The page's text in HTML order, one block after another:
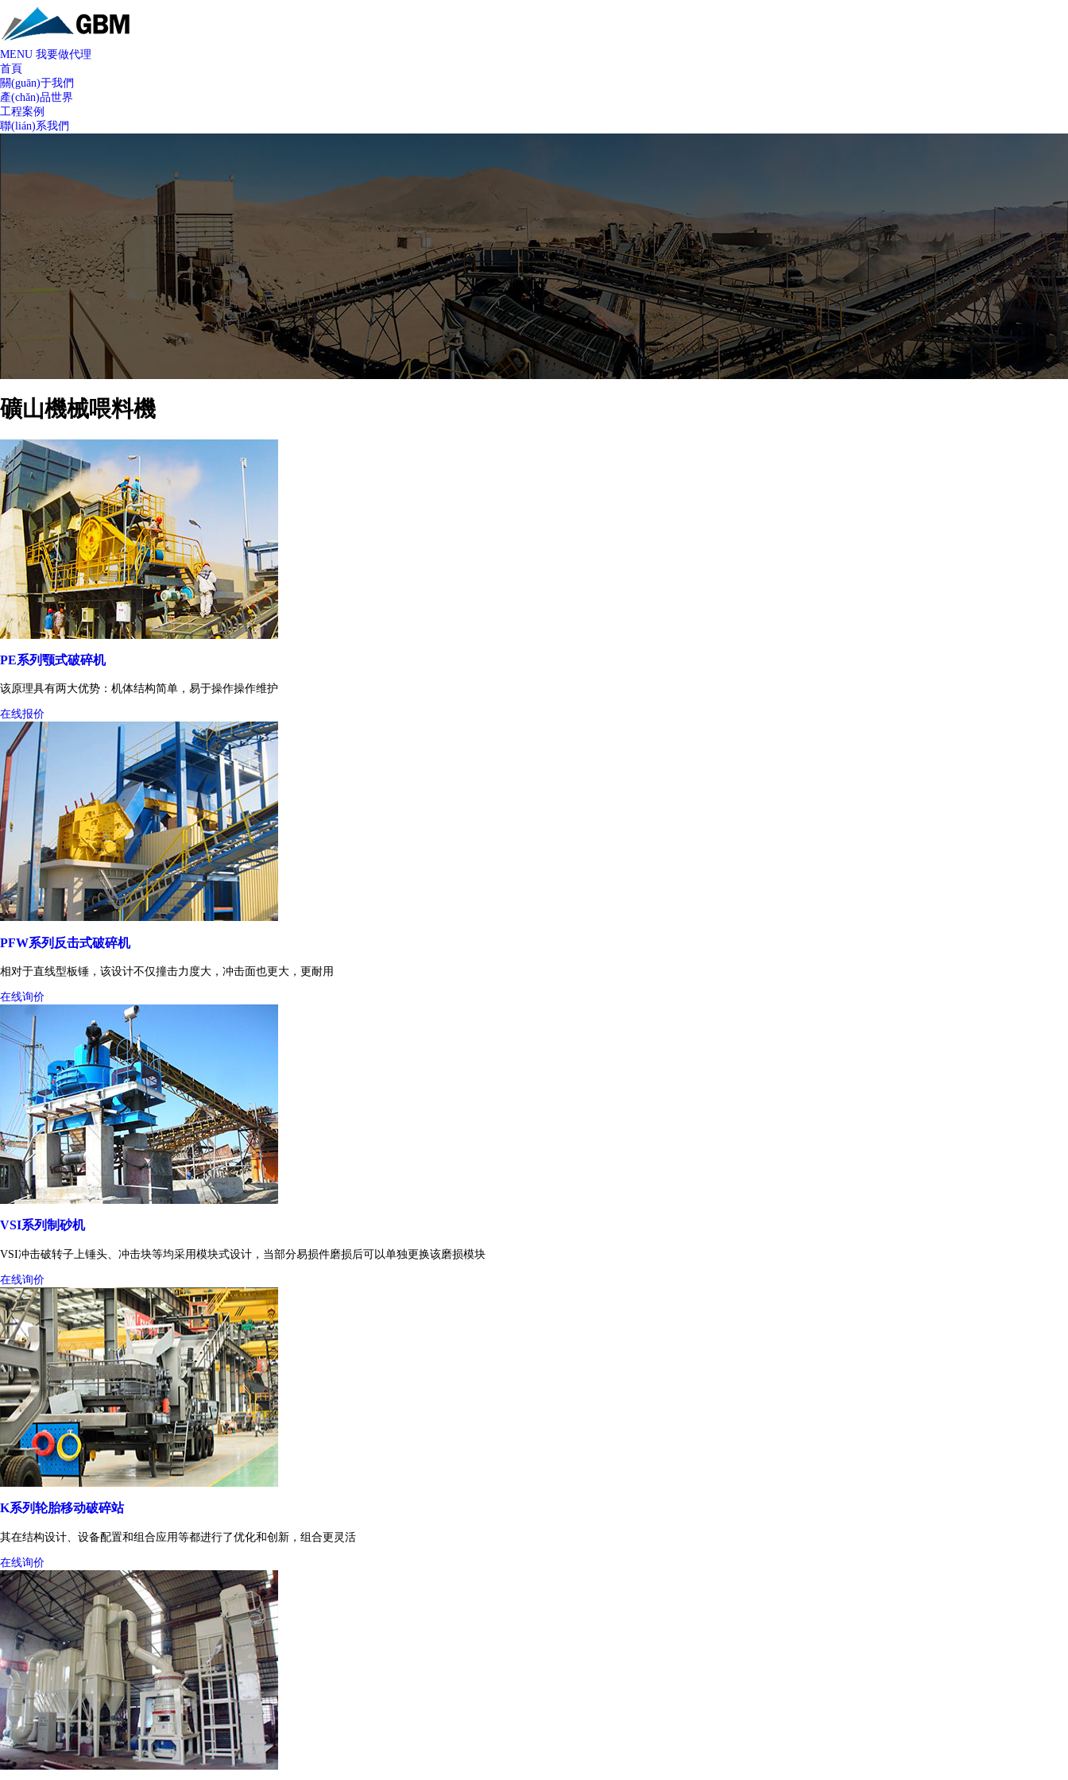
MENU 我要做代理
首頁
關(guān)于我們
產(chǎn)品世界
工程案例
聯(lián)系我們
礦山機械喂料機
PE系列颚式破碎机
该原理具有两大优势：机体结构简单，易于操作操作维护
在线报价
PFW系列反击式破碎机
相对于直线型板锤，该设计不仅撞击力度大，冲击面也更大，更耐用
在线询价
VSI系列制砂机
VSI冲击破转子上锤头、冲击块等均采用模块式设计，当部分易损件磨损后可以单独更换该磨损模块
在线询价
K系列轮胎移动破碎站
其在结构设计、设备配置和组合应用等都进行了优化和创新，组合更灵活
在线询价